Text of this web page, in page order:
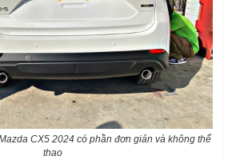
CX5 2024 có phần đơn giản và không thể
thao